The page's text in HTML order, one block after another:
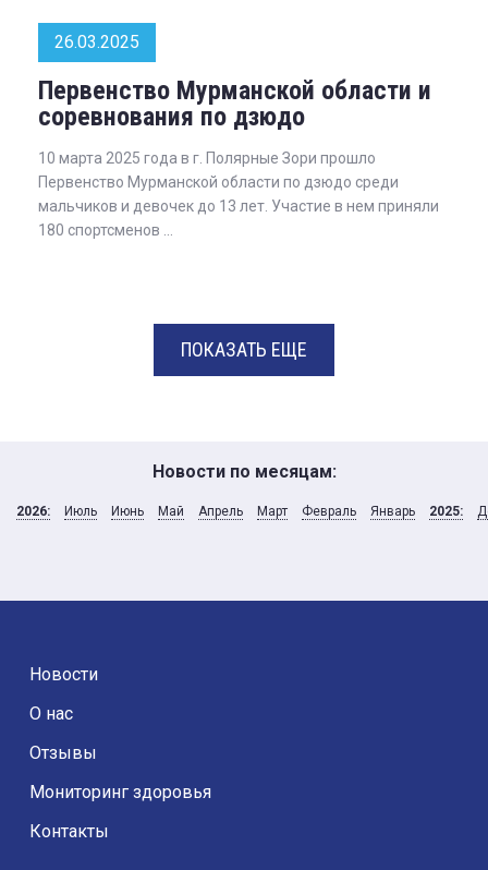
26.03.2025
Первенство Мурманской области и
соревнования по дзюдо
10 марта 2025 года в г. Полярные Зори прошло
Первенство Мурманской области по дзюдо среди
мальчиков и девочек до 13 лет. Участие в нем приняли
180 спортсменов ...
ПОКАЗАТЬ ЕЩЕ
Новости по месяцам:
2026: Июль Июнь Май Апрель Март Февраль Январь 2025:
Новости
О нас
Отзывы
Мониторинг здоровья
Контакты